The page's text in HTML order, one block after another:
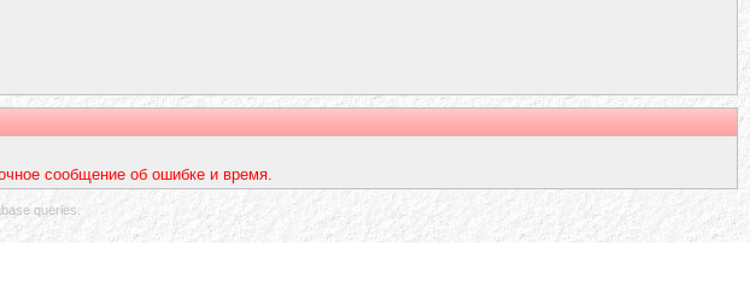
сообщение об ошибке и время.
queries.